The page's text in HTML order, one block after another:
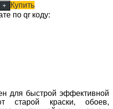
+
Купить
по qr коду:
для быстрой эффективной
старой краски, обоев,